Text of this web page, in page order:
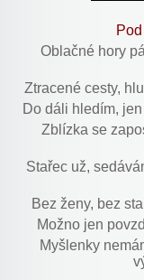
Oblačné hory
Ztracené cesty,
Do dáli hledím,
Zblízka se
Stařec už,
Bez ženy, bez
Možno jen
Myšlenky